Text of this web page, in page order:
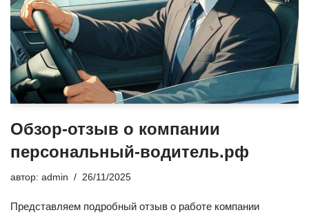
Обзор-отзыв о компании
персональный-водитель.рф
автор: admin 26/11/2025
Представляем подробный отзыв о работе компании